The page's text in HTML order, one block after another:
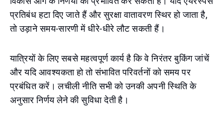
प्रतिबंध हटा दिए जाते हैं और सुरक्षा वातावरण स्थिर हो जाता है,
तो उड़ाने समय-सारणी में धीरे-धीरे लौट सकती हैं।
यात्रियों के लिए सबसे महत्वपूर्ण कार्य है कि वे निरंतर बुकिंग जांचें
और यदि आवश्यकता हो तो संभावित परिवर्तनों को समय पर
प्रबंधित करें। लचीली नीति सभी को उनकी अपनी स्थिति के
अनुसार निर्णय लेने की सुविधा देती है।